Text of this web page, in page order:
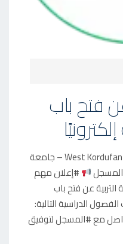
فتح باب
بسم الله الرحمن الرحيم West Kordufan University – جامعة
المسجل
#إعلان مهم
التربية عن فتح باب
الدراسية التالية:
مع #المسجل لتوفيق